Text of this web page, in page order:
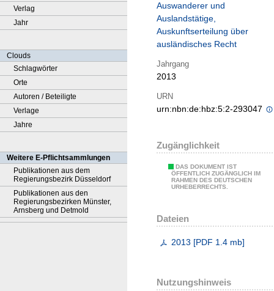
Verlag
Jahr
Clouds
Schlagwörter
Orte
Autoren / Beteiligte
Verlage
Jahre
Weitere E-Pflichtsammlungen
Publikationen aus dem
Regierungsbezirk Düsseldorf
Publikationen aus den
Regierungsbezirken Münster,
Arnsberg und Detmold
Auswanderer und
Auslandstätige,
Auskunftserteilung über
ausländisches Recht
Jahrgang
2013
URN
urn:nbn:de:hbz:5:2-293047
Zugänglichkeit
DAS DOKUMENT IST
ÖFFENTLICH ZUGÄNGLICH IM
RAHMEN DES DEUTSCHEN
URHEBERRECHTS.
Dateien
2013 [PDF 1.4 mb]
Nutzungshinweis